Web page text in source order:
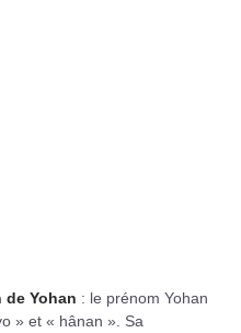
Yohan : le prénom Yohan
» et « hânan ». Sa